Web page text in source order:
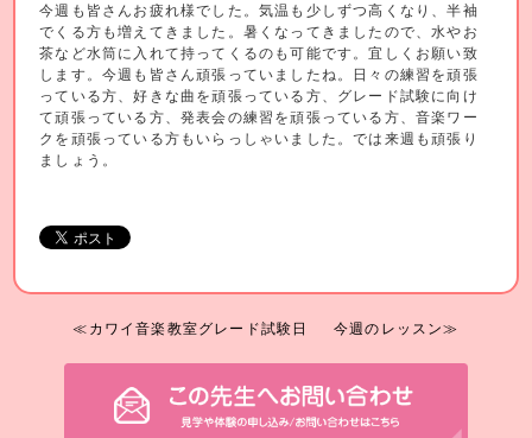
今週も皆さんお疲れ様でした。気温も少しずつ高くなり、半袖
でくる方も増えてきました。暑くなってきましたので、水やお
茶など水筒に入れて持ってくるのも可能です。宜しくお願い致
します。今週も皆さん頑張っていましたね。日々の練習を頑張
っている方、好きな曲を頑張っている方、グレード試験に向け
て頑張っている方、発表会の練習を頑張っている方、音楽ワー
クを頑張っている方もいらっしゃいました。では来週も頑張り
ましょう。
≪カワイ音楽教室グレード試験日 今週のレッスン≫